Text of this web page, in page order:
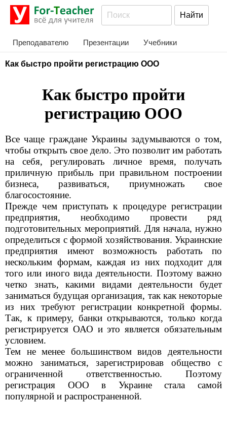
Преподавателю Презентации Учебники
Как быстро пройти регистрацию ООО
Как быстро пройти
регистрацию ООО
Все чаще граждане Украины задумываются о том,
чтобы открыть свое дело. Это позволит им работать
на себя, регулировать личное время, получать
приличную прибыль при правильном построении
бизнеса, развиваться, приумножать свое
благосостояние.
Прежде чем приступать к процедуре регистрации
предприятия, необходимо провести ряд
подготовительных мероприятий. Для начала, нужно
определиться с формой хозяйствования. Украинские
предприятия имеют возможность работать по
нескольким формам, каждая из них подходит для
того или иного вида деятельности. Поэтому важно
четко знать, какими видами деятельности будет
заниматься будущая организация, так как некоторые
из них требуют регистрации конкретной формы.
Так, к примеру, банки открываются, только когда
регистрируется ОАО и это является обязательным
условием.
Тем не менее большинством видов деятельности
можно заниматься, зарегистрировав общество с
ограниченной ответственностью. Поэтому
регистрация ООО в Украине стала самой
популярной и распространенной.